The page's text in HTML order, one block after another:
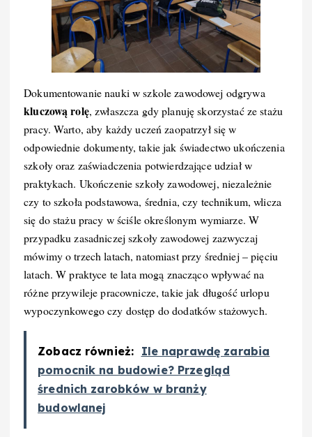
Dokumentowanie nauki w szkole zawodowej odgrywa
kluczową rolę, zwłaszcza gdy planuję skorzystać ze stażu
pracy. Warto, aby każdy uczeń zaopatrzył się w
odpowiednie dokumenty, takie jak świadectwo ukończenia
szkoły oraz zaświadczenia potwierdzające udział w
praktykach. Ukończenie szkoły zawodowej, niezależnie
czy to szkoła podstawowa, średnia, czy technikum, wlicza
się do stażu pracy w ściśle określonym wymiarze. W
przypadku zasadniczej szkoły zawodowej zazwyczaj
mówimy o trzech latach, natomiast przy średniej – pięciu
latach. W praktyce te lata mogą znacząco wpływać na
różne przywileje pracownicze, takie jak długość urlopu
wypoczynkowego czy dostęp do dodatków stażowych.
Zobacz również: Ile naprawdę zarabia
pomocnik na budowie? Przegląd
średnich zarobków w branży
budowlanej